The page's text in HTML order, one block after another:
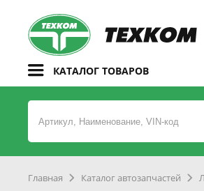
КАТАЛОГ ТОВАРОВ
Главная Каталог автозапчастей